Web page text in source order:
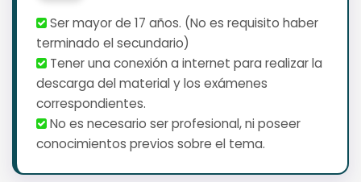
Ser mayor de 17 años. (No es requisito haber
terminado el secundario)
Tener una conexión a internet para realizar la
descarga del material y los exámenes
correspondientes.
No es necesario ser profesional, ni poseer
conocimientos previos sobre el tema.